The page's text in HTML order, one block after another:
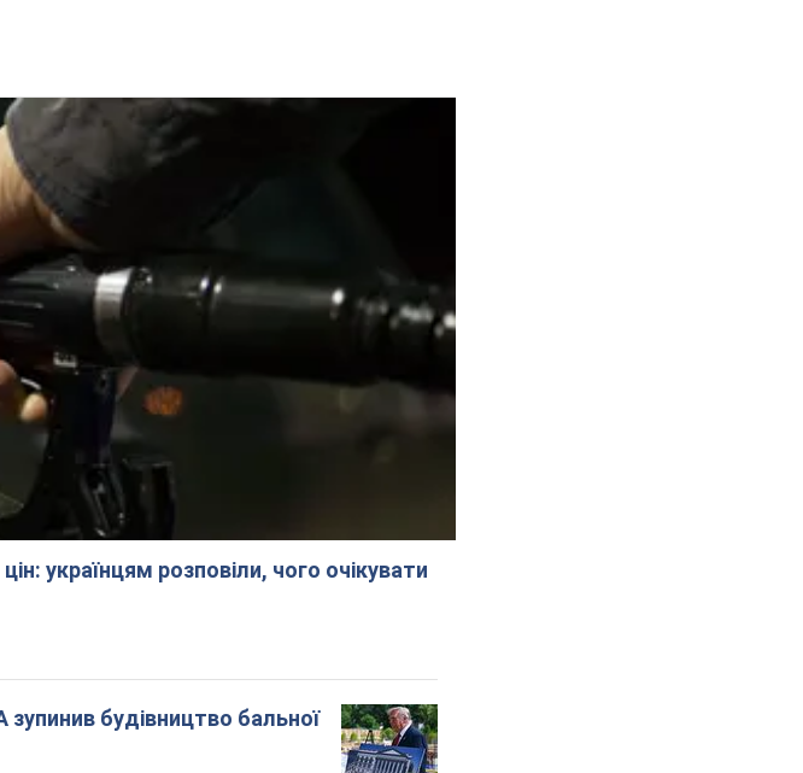
українцям розповіли, чого очікувати
будівництво бальної